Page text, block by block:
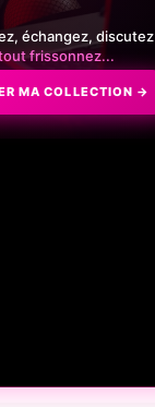
échangez, discutez
frissonnez...
MA COLLECTION →